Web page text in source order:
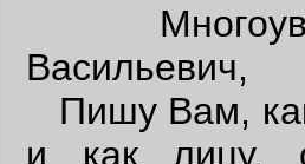
Васильевич,
Пишу Вам,
и как лицу,